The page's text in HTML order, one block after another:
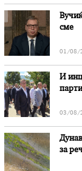
сме
01/08/
И
03/08/
за